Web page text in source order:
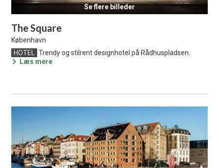
The Square
København
HOTEL
Trendy og stilrent designhotel på Rådhuspladsen.
Læs mere
Se flere billeder